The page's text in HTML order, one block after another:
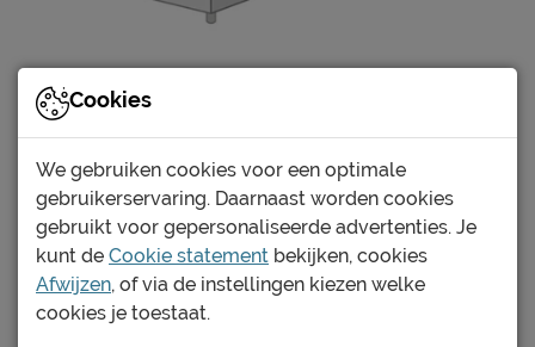
Verschillende soorten dekbedovertrekken:
Katoen:
goede vochtregulatie. Het voelt soepel en zacht
aan én draagt zeker bij aan een comfortabele
nachtrust. Met ons groot assortiment katoenen
dekbedovertrekken vind je altijd het
dekbedovertrek van jouw wensen en geniet je van
een heerlijke nachtrust.
Cookies
We gebruiken cookies voor een optimale
gebruikerservaring. Daarnaast worden cookies
gebruikt voor gepersonaliseerde advertenties. Je
kunt de Cookie statement bekijken, cookies
Afwijzen, of via de instellingen kiezen welke
cookies je toestaat.